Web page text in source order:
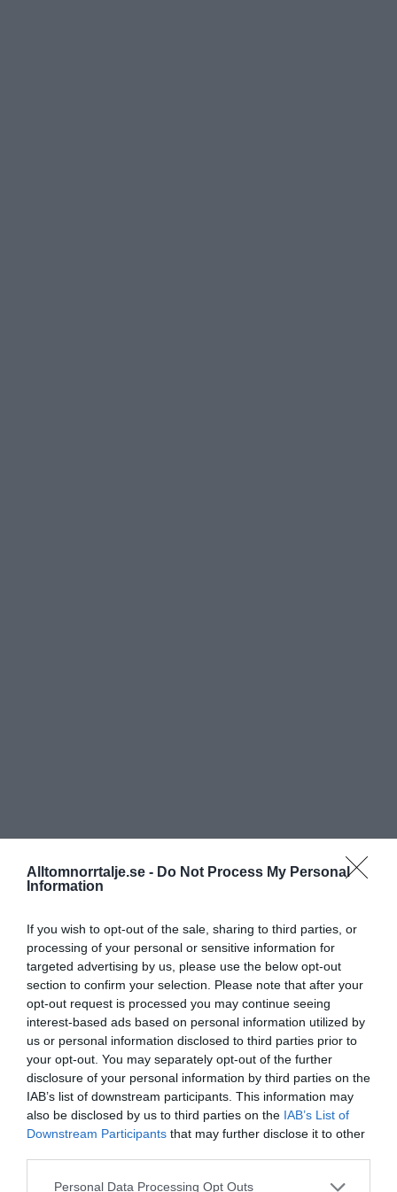
Alltomnorrtalje.se - Do Not Process My Personal
Information
If you wish to opt-out of the sale, sharing to third parties, or
processing of your personal or sensitive information for
targeted advertising by us, please use the below opt-out
section to confirm your selection. Please note that after your
opt-out request is processed you may continue seeing
interest-based ads based on personal information utilized by
us or personal information disclosed to third parties prior to
your opt-out. You may separately opt-out of the further
disclosure of your personal information by third parties on the
IAB’s list of downstream participants. This information may
also be disclosed by us to third parties on the IAB’s List of
Downstream Participants that may further disclose it to other
Personal Data Processing Opt Outs